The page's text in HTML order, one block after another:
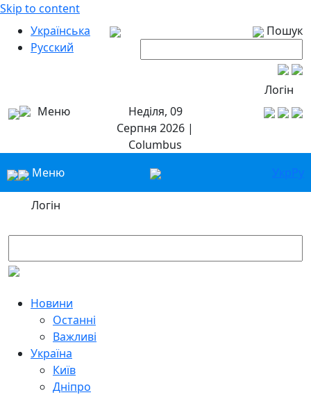
Skip to content
Українська
Русский
Пошук
Логін
Меню
Неділя, 09
Серпня 2026 |
Columbus
Меню
УкрРу
Логін
Новини
Останні
Важливі
Україна
Київ
Дніпро